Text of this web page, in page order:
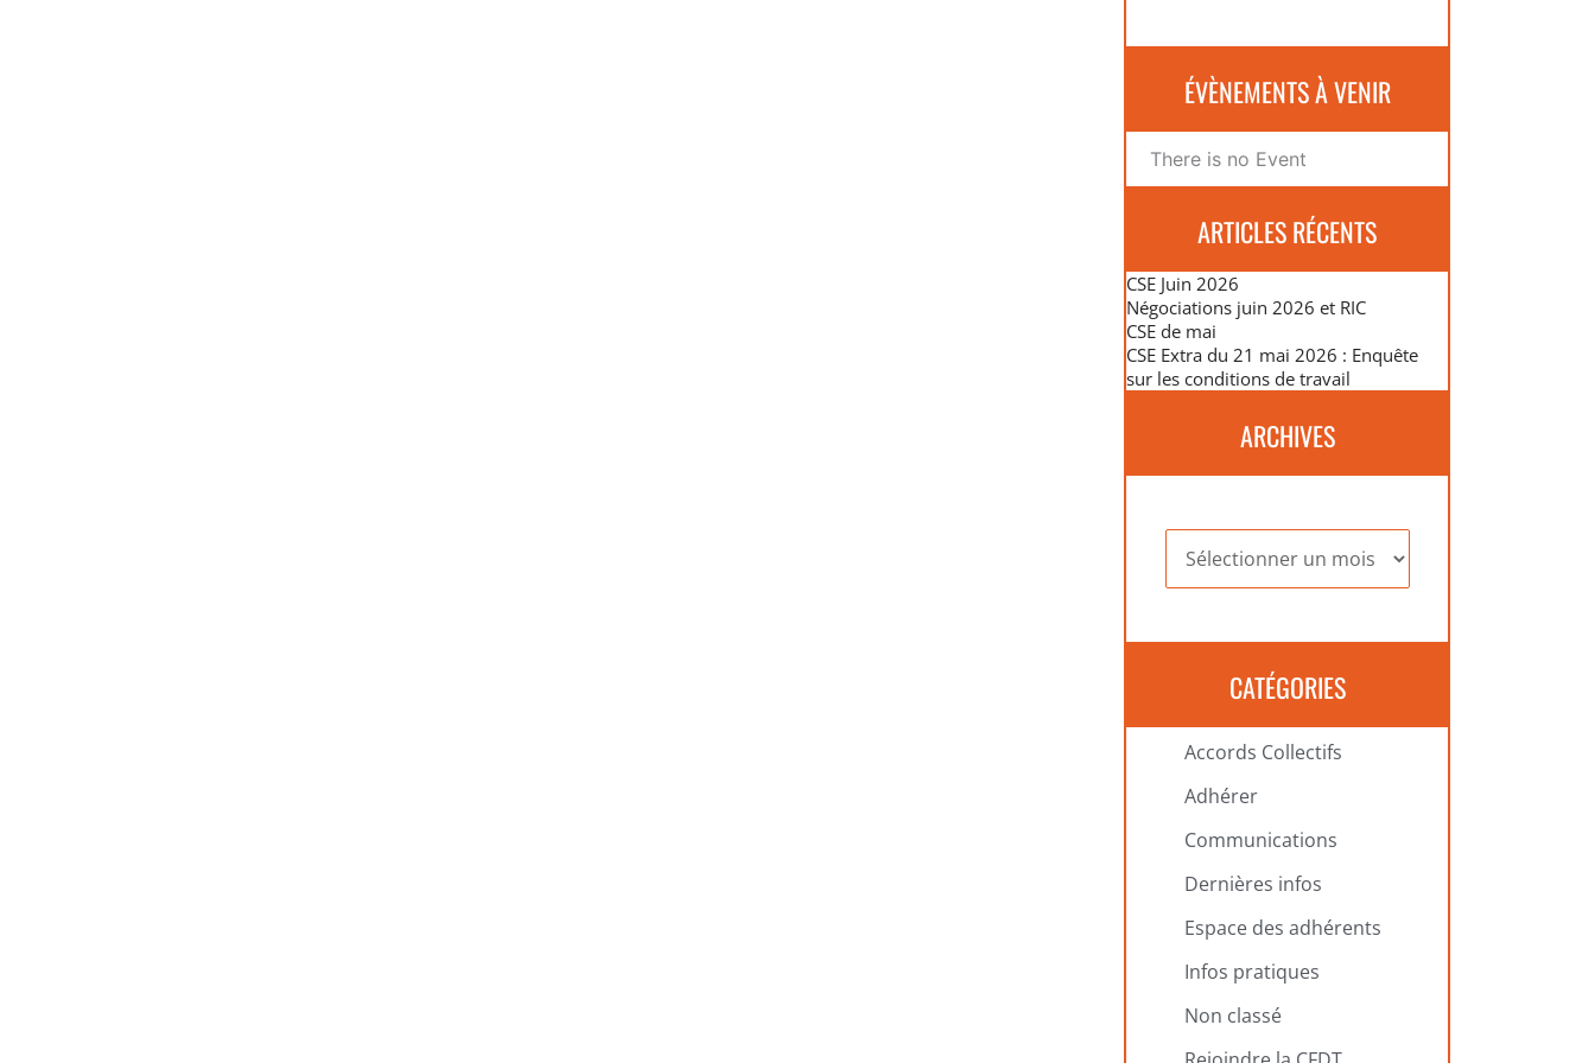
ÉVÈNEMENTS À VENIR
There is no Event
ARTICLES RÉCENTS
CSE Juin 2026
Négociations juin 2026 et RIC
CSE de mai
CSE Extra du 21 mai 2026 : Enquête
sur les conditions de travail
ARCHIVES
CATÉGORIES
Accords Collectifs
Adhérer
Communications
Dernières infos
Espace des adhérents
Infos pratiques
Non classé